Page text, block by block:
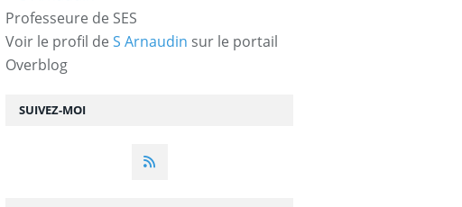
SUIVEZ-MOI
Professeure de SES
Voir le profil de S Arnaudin sur le portail
Overblog